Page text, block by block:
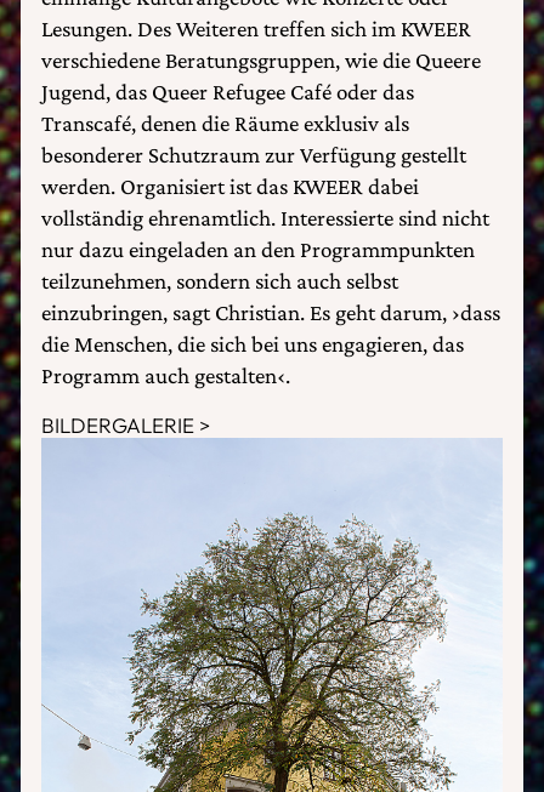
Lesungen. Des Weiteren treffen sich im KWEER
verschiedene Beratungsgruppen, wie die Queere
Jugend, das Queer Refugee Café oder das
Transcafé, denen die Räume exklusiv als
besonderer Schutzraum zur Verfügung gestellt
werden. Organisiert ist das KWEER dabei
vollständig ehrenamtlich. Interessierte sind nicht
nur dazu eingeladen an den Programmpunkten
teilzunehmen, sondern sich auch selbst
einzubringen, sagt Christian. Es geht darum, ›dass
die Menschen, die sich bei uns engagieren, das
Programm auch gestalten‹.
BILDERGALERIE